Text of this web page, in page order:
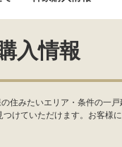
投資用
入情報
住みたいエリア・条件の一
けていただけます。お客様